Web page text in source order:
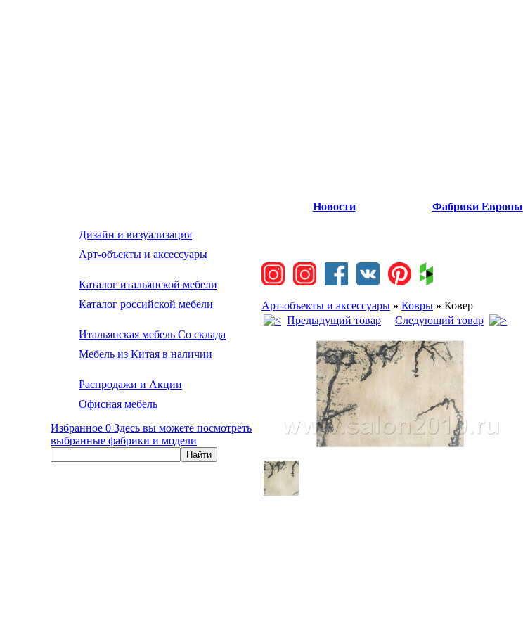
Дизайн и визуализация
Арт-объекты и аксессуары
Каталог итальянской мебели
Каталог российской мебели
Итальянская мебель Со склада
Мебель из Китая в наличии
Распродажи и Акции
Офисная мебель
Избранное 0 Здесь вы можете посмотреть
выбранные фабрики и модели
Новости Фабрики Европы
Арт-объекты и аксессуары » Ковры » Ковер
Предыдущий товар
Следующий товар